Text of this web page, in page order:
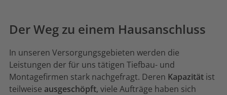
Der Weg zu einem Hausanschluss
In unseren Versorgungsgebieten werden die
Leistungen der für uns tätigen Tiefbau- und
Montagefirmen stark nachgefragt. Deren Kapazität ist
teilweise ausgeschöpft, viele Aufträge haben sich